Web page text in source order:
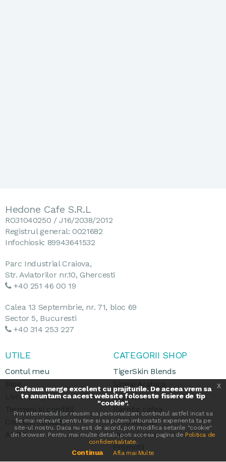
Hedone Cafe S.R.L
RO31040250 / J16/2038/2012
Registrul general: 0021682
Infochiosk: 89943641532
Parc Industrial Craiova,
Str. Aviatorilor nr.10, Ghercesti
+40 251 46 00 19
Calea 13 Septembrie, nr. 71, bloc 69
Sector 5, Bucuresti
+40 314 253 227
UTILE
Contul meu
Livrare si plata
Termeni si conditii
Confidentialitate
ANPC
CATEGORII SHOP
TigerSkin Blends
Single Arabica
Espressoare
Rasnite cafea
Produse bar
Cesti si accesorii
Promotii
Cafeaua merge excelent cu prajiturile. De aceea vrem sa
te anuntam ca acest website foloseste fisiere de tip
"cookie".
Prin intermediul lor reusim sa personalizam continutul astfel incat sa
fie mai relevant pentru tine si sa putem imbunatati experienta ta pe
site-ul nostru. Daca nu esti de acord, poti modifica setarile "cookie"
din browser. Pentru mai multe detalii, poti accesa pagina de Politica de
confidentialitate.
Continua Afla mai Multe
x